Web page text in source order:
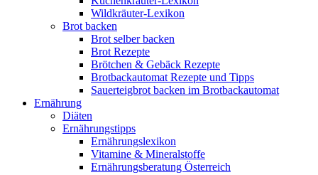
Wildkräuter-Lexikon
Brot backen
Brot selber backen
Brot Rezepte
Brötchen & Gebäck Rezepte
Brotbackautomat Rezepte und Tipps
Sauerteigbrot backen im Brotbackautomat
Ernährung
Diäten
Ernährungstipps
Ernährungslexikon
Vitamine & Mineralstoffe
Ernährungsberatung Österreich